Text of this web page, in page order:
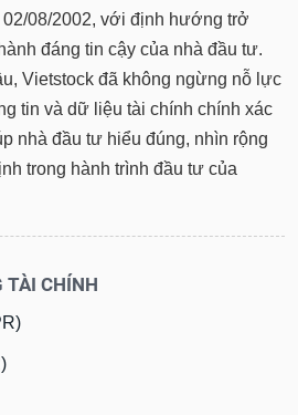
08/2002, với định hướng trở
đáng tin cậy của nhà đầu tư.
Vietstock đã không ngừng nỗ lực
tin và dữ liệu tài chính chính xác
nhà đầu tư hiểu đúng, nhìn rộng
trong hành trình đầu tư của
TÀI CHÍNH